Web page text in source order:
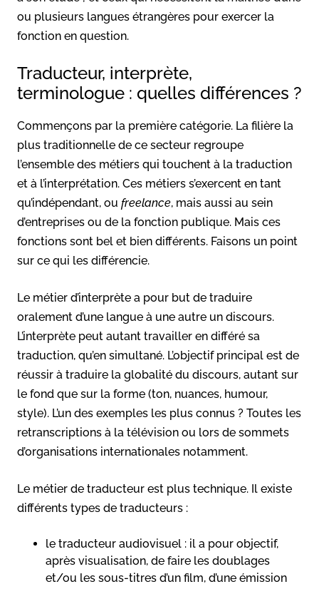
ou plusieurs langues étrangères pour exercer la
fonction en question.
Traducteur, interprète,
terminologue : quelles différences ?
Commençons par la première catégorie. La filière la
plus traditionnelle de ce secteur regroupe
l’ensemble des métiers qui touchent à la traduction
et à l’interprétation. Ces métiers s’exercent en tant
qu’indépendant, ou freelance, mais aussi au sein
d’entreprises ou de la fonction publique. Mais ces
fonctions sont bel et bien différents. Faisons un point
sur ce qui les différencie.
Le métier d’interprète a pour but de traduire
oralement d’une langue à une autre un discours.
L’interprète peut autant travailler en différé sa
traduction, qu’en simultané. L’objectif principal est de
réussir à traduire la globalité du discours, autant sur
le fond que sur la forme (ton, nuances, humour,
style). L’un des exemples les plus connus ? Toutes les
retranscriptions à la télévision ou lors de sommets
d’organisations internationales notamment.
Le métier de traducteur est plus technique. Il existe
différents types de traducteurs :
le traducteur audiovisuel : il a pour objectif,
après visualisation, de faire les doublages
et/ou les sous-titres d’un film, d’une émission